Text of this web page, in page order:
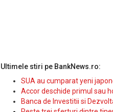
Ultimele stiri pe BankNews.ro:
SUA au cumparat yeni
Accor deschide primul sau
Banca de Investitii si